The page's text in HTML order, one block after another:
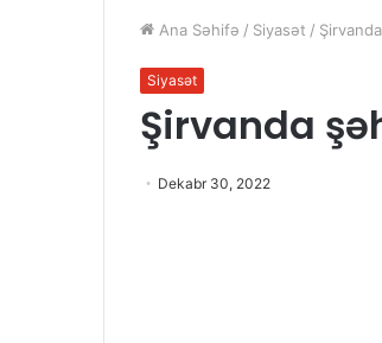
Ana Səhifə / Siyasət /
Siyasət
Şirvanda
Dekabr 30, 2022